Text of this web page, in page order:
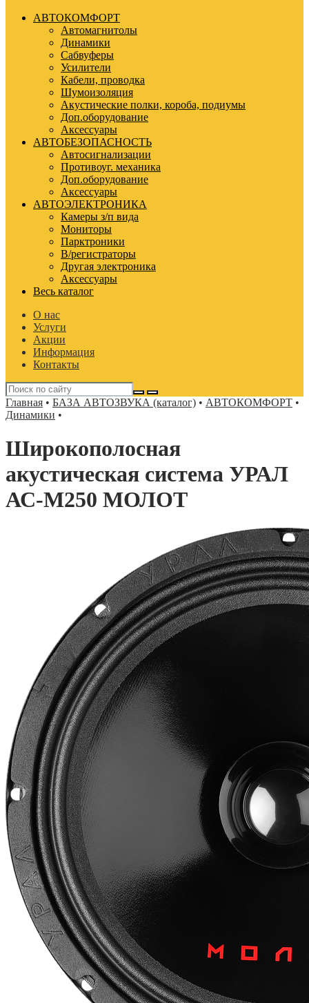
АВТОКОМФОРТ
Автомагнитолы
Динамики
Сабвуферы
Усилители
Кабели, проводка
Шумоизоляция
Акустические полки, короба, подиумы
Доп.оборудование
Аксессуары
АВТОБЕЗОПАСНОСТЬ
Автосигнализации
Противоуг. механика
Доп.оборудование
Аксессуары
АВТОЭЛЕКТРОНИКА
Камеры з/п вида
Мониторы
Парктроники
В/регистраторы
Другая электроника
Аксессуары
Весь каталог
О нас
Услуги
Акции
Информация
Контакты
Главная • БАЗА АВТОЗВУКА (каталог) • АВТОКОМФОРТ •
Динамики •
Широкополосная
акустическая система УРАЛ
АС-М250 МОЛОТ